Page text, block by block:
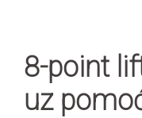
8-point
uz